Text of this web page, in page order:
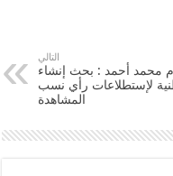
التالي
محمد أحمد : بحث إنشاء
لإستطلاعات رأي نسب
المشاهدة